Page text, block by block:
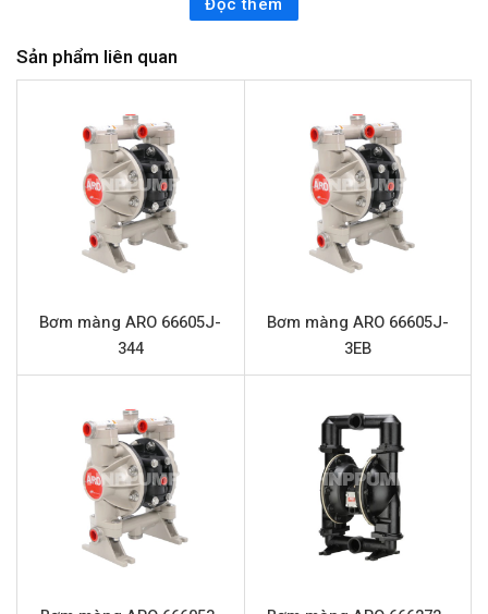
nghiệt. Với thiết kế nhỏ gọn, vật liệu thân bơm bằng
Nhôm bền bỉ và màng bơm Santoprene, model này tối
ưu hóa hiệu suất truyền chất lỏng, đảm bảo an toàn và
Thông số kỹ thuật ARO PD05P-AAS-FAA-
THÔNG SỐ
Tên sản phẩm
Bơm màng Aro PD05P-AAS-FAA-B
Loại bơm
Bơm màng khí nén
Thương hiệu
ARO
Chất liệu thân bơm
Vật liệu màng
Lưu lượng tối đa
Áp lực tối đa
Cổng hút xả
1/2” (Kết nối ren)
Đọc thêm
Sản phẩm liên quan
Bơm màng ARO 66605J-
344
Bơm màng ARO 66605J-
3EB